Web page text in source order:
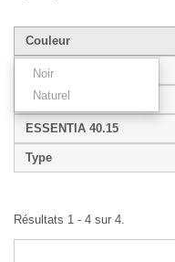
Couleur
Noir
Naturel
Largeur de baguette
Style
ESSENTIA 40.15
Type
Résultats 1 - 4 sur 4.